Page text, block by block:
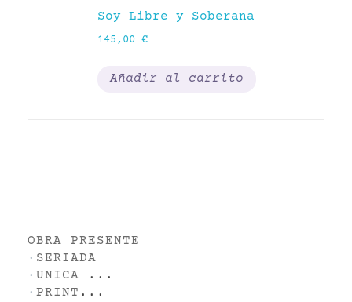
Soy Libre y Soberana
Añadir al carrito
OBRA PRESENTE
· SERIADA
· UNICA ...
· PRINT ...